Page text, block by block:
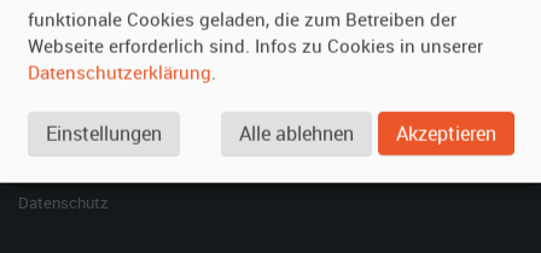
SPECIAL
Berühmte Filmautos –
Datenschutz
funktionale Cookies geladen, die zum Betreiben der
Webseite erforderlich sind. Infos zu Cookies in unserer
Datenschutzerklärung.
Einstellungen Alle ablehnen Akzeptieren